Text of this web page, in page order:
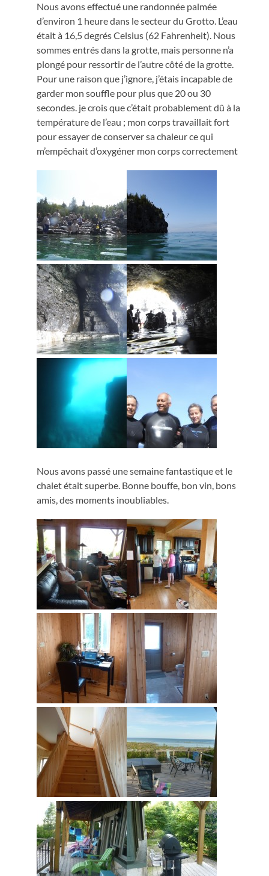
Nous avons effectué une randonnée palmée
d’environ 1 heure dans le secteur du Grotto. L’eau
était à 16,5 degrés Celsius (62 Fahrenheit). Nous
sommes entrés dans la grotte, mais personne n’a
plongé pour ressortir de l’autre côté de la grotte.
Pour une raison que j’ignore, j’étais incapable de
garder mon souffle pour plus que 20 ou 30
secondes. je crois que c’était probablement dû à la
température de l’eau ; mon corps travaillait fort
pour essayer de conserver sa chaleur ce qui
m’empêchait d’oxygéner mon corps correctement
Nous avons passé une semaine fantastique et le
chalet était superbe. Bonne bouffe, bon vin, bons
amis, des moments inoubliables.